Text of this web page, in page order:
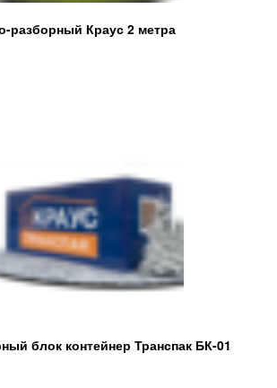
разборный Краус 2 метра
блок контейнер Транспак БК-01